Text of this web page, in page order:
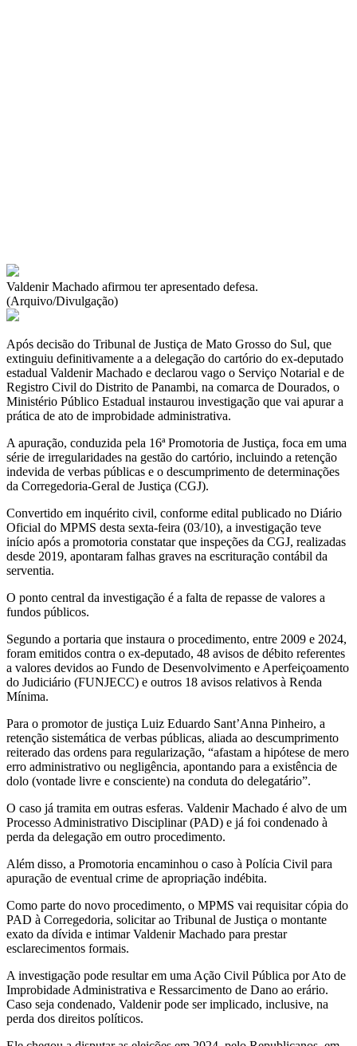
Valdenir Machado afirmou ter apresentado defesa.
(Arquivo/Divulgação)
Após decisão do Tribunal de Justiça de Mato Grosso do Sul, que
extinguiu definitivamente a a delegação do cartório do ex-deputado
estadual Valdenir Machado e declarou vago o Serviço Notarial e de
Registro Civil do Distrito de Panambi, na comarca de Dourados, o
Ministério Público Estadual instaurou investigação que vai apurar a
prática de ato de improbidade administrativa.
A apuração, conduzida pela 16ª Promotoria de Justiça, foca em uma
série de irregularidades na gestão do cartório, incluindo a retenção
indevida de verbas públicas e o descumprimento de determinações
da Corregedoria-Geral de Justiça (CGJ).
Convertido em inquérito civil, conforme edital publicado no Diário
Oficial do MPMS desta sexta-feira (03/10), a investigação teve
início após a promotoria constatar que inspeções da CGJ, realizadas
desde 2019, apontaram falhas graves na escrituração contábil da
serventia.
O ponto central da investigação é a falta de repasse de valores a
fundos públicos.
Segundo a portaria que instaura o procedimento, entre 2009 e 2024,
foram emitidos contra o ex-deputado, 48 avisos de débito referentes
a valores devidos ao Fundo de Desenvolvimento e Aperfeiçoamento
do Judiciário (FUNJECC) e outros 18 avisos relativos à Renda
Mínima.
Para o promotor de justiça Luiz Eduardo Sant’Anna Pinheiro, a
retenção sistemática de verbas públicas, aliada ao descumprimento
reiterado das ordens para regularização, “afastam a hipótese de mero
erro administrativo ou negligência, apontando para a existência de
dolo (vontade livre e consciente) na conduta do delegatário”.
O caso já tramita em outras esferas. Valdenir Machado é alvo de um
Processo Administrativo Disciplinar (PAD) e já foi condenado à
perda da delegação em outro procedimento.
Além disso, a Promotoria encaminhou o caso à Polícia Civil para
apuração de eventual crime de apropriação indébita.
Como parte do novo procedimento, o MPMS vai requisitar cópia do
PAD à Corregedoria, solicitar ao Tribunal de Justiça o montante
exato da dívida e intimar Valdenir Machado para prestar
esclarecimentos formais.
A investigação pode resultar em uma Ação Civil Pública por Ato de
Improbidade Administrativa e Ressarcimento de Dano ao erário.
Caso seja condenado, Valdenir pode ser implicado, inclusive, na
perda dos direitos políticos.